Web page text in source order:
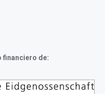
financiero de: